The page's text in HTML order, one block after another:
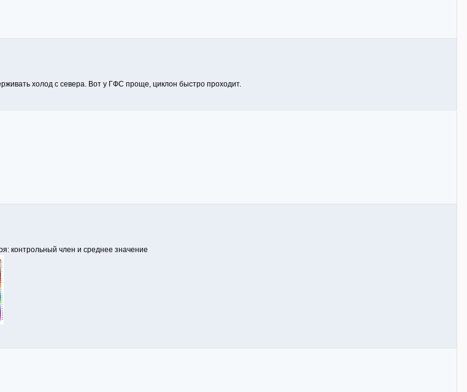
холод с севера. Вот у ГФС проще, циклон быстро проходит.
контрольный член и среднее значение